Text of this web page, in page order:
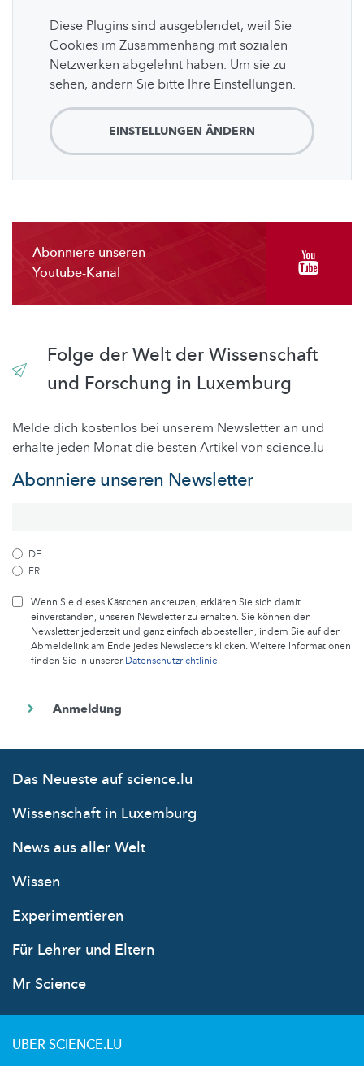
Diese Plugins sind ausgeblendet, weil Sie
Cookies im Zusammenhang mit sozialen
Netzwerken abgelehnt haben. Um sie zu
sehen, ändern Sie bitte Ihre Einstellungen.
EINSTELLUNGEN ÄNDERN
Abonniere unseren
Youtube-Kanal
Folge der Welt der Wissenschaft
und Forschung in Luxemburg
Melde dich kostenlos bei unserem Newsletter an und
erhalte jeden Monat die besten Artikel von science.lu
Abonniere unseren Newsletter
DE
FR
Wenn Sie dieses Kästchen ankreuzen, erklären Sie sich damit
einverstanden, unseren Newsletter zu erhalten. Sie können den
Newsletter jederzeit und ganz einfach abbestellen, indem Sie auf den
Abmeldelink am Ende jedes Newsletters klicken. Weitere Informationen
finden Sie in unsererDatenschutzrichtlinie.
Das Neueste auf science.lu
Wissenschaft in Luxemburg
News aus aller Welt
Wissen
Experimentieren
Für Lehrer und Eltern
Mr Science
ÜBER SCIENCE.LU